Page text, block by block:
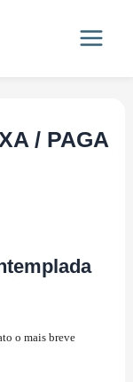
/ PAGA
o mais breve